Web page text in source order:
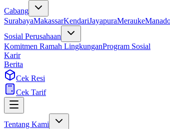
Cabang
SurabayaMakassarKendariJayapuraMerauke
Sosial Perusahaan
Komitmen Ramah LingkunganProgram Sosial
Karir
Berita
Cek Resi
Cek Tarif
Tentang Kami